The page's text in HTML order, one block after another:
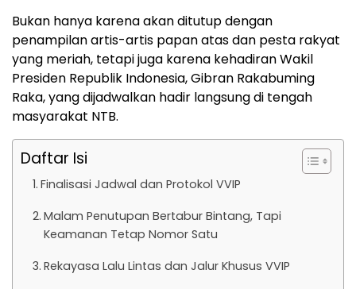
Bukan hanya karena akan ditutup dengan
penampilan artis-artis papan atas dan pesta rakyat
yang meriah, tetapi juga karena kehadiran Wakil
Presiden Republik Indonesia, Gibran Rakabuming
Raka, yang dijadwalkan hadir langsung di tengah
masyarakat NTB.
Daftar Isi
Finalisasi Jadwal dan Protokol VVIP
Malam Penutupan Bertabur Bintang, Tapi
Keamanan Tetap Nomor Satu
Rekayasa Lalu Lintas dan Jalur Khusus VVIP